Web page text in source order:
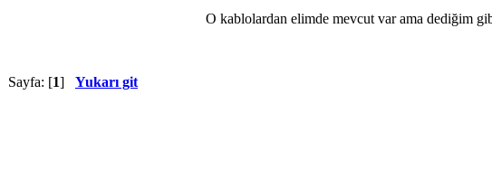
O kablolardan elimde mevcut var ama dediğim
Sayfa: [1] Yukarı git